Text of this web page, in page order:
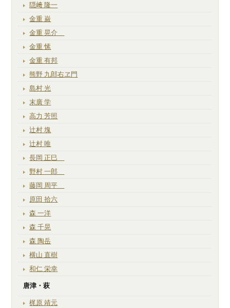
隠﨑 隆一
金重 巌
金重 晃介
金重 愫
金重 有邦
熊野 九郎右ヱ門
島村 光
末廣 学
高力 芳照
辻村 塊
辻村 唯
長岡 正巳
野村 一郎
藤岡 周平
原田 拾六
森 一洋
森 千晃
森 陶岳
横山 直樹
和仁 栄幸
唐津・萩
梶原 靖元